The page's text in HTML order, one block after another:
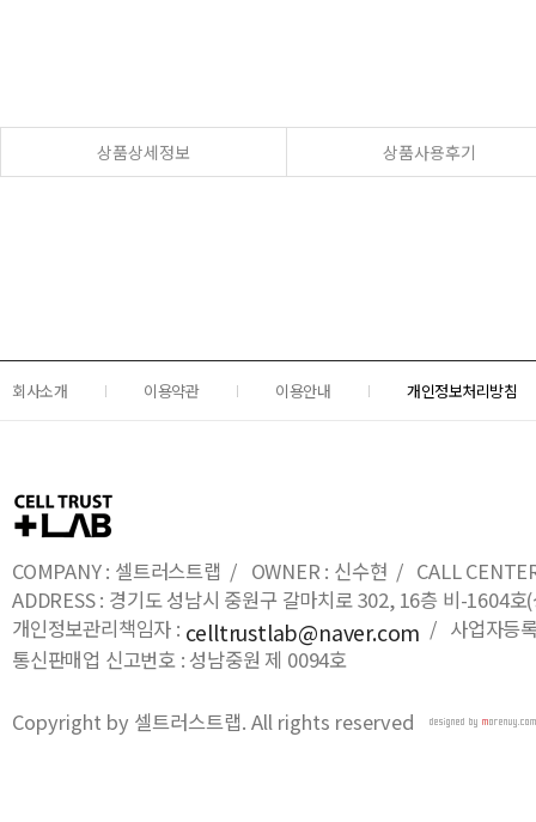
상품상세정보 상품사용후기
회사소개 이용약관 이용안내 개인정보처리방침
COMPANY : 셀트러스트랩 / OWNER : 신수현 / CALL
ADDRESS : 경기도 성남시 중원구 갈마치로 302, 16층 비-1604
개인정보관리책임자 : celltrustlab@naver.com / 사업자등
통신판매업 신고번호 : 성남중원 제 0094호
Copyright by 셀트러스트랩. All rights reserved